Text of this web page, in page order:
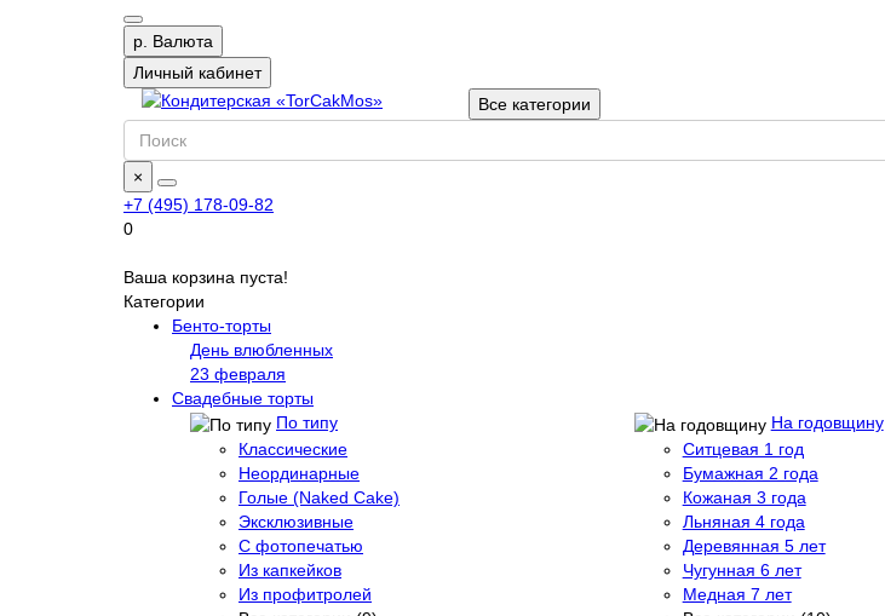
р. Валюта
Личный кабинет
Все категории
×
+7 (495) 178-09-82
0
Ваша корзина пуста!
Категории
Бенто-торты
День влюбленных
23 февраля
Свадебные торты
По типу
Классические
Неординарные
Голые (Naked Cake)
Эксклюзивные
С фотопечатью
Из капкейков
Из профитролей
На годовщину
Ситцевая 1 год
Бумажная 2 года
Кожаная 3 года
Льняная 4 года
Деревянная 5 лет
Чугунная 6 лет
Медная 7 лет